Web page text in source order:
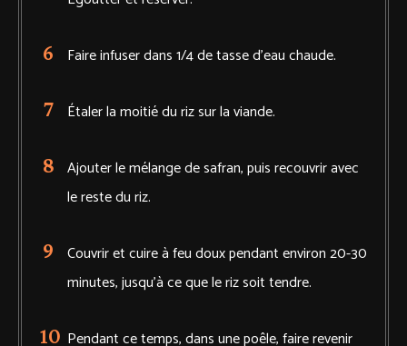
Faire infuser dans 1/4 de tasse d'eau chaude.
Étaler la moitié du riz sur la viande.
Ajouter le mélange de safran, puis recouvrir avec
le reste du riz.
Couvrir et cuire à feu doux pendant environ 20-30
minutes, jusqu'à ce que le riz soit tendre.
Pendant ce temps, dans une poêle, faire revenir